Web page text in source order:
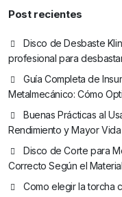
Post recientes
Disco de Desbaste
profesional para
Guía Completa de
Metalmecánico: Cómo
Buenas Prácticas al
Rendimiento y Mayor Vida
Disco de Corte para
Correcto Según el Material
Como elegir la torcha